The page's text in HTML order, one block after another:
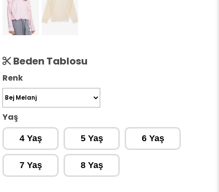
Beden Tablosu
Renk
Yaş
4 Yaş 5 Yaş 6 Yaş
7 Yaş 8 Yaş